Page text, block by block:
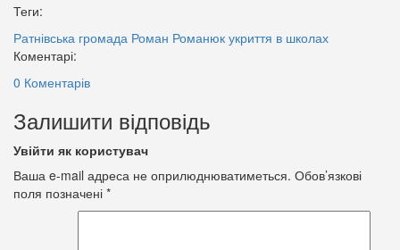
Теги:
Ратнівська громада Роман Романюк укриття в школах
Коментарі:
0 Коментарів
Залишити відповідь
Увійти як користувач
Ваша e-mail адреса не оприлюднюватиметься. Обов’язкові
поля позначені *